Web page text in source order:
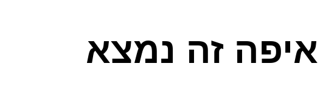
איפה זה נמצא